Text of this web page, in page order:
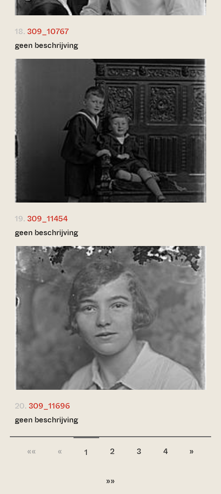
18. 309_10767
geen beschrijving
19. 309_11454
geen beschrijving
20. 309_11696
geen beschrijving
«« « 1 2 3 4 »
»»